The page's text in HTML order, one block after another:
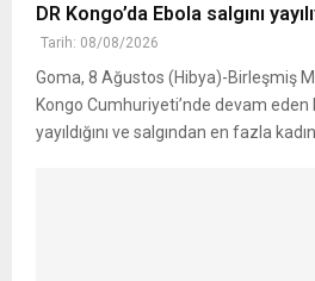
DR Kongo’da Ebola salgını
Tarih: 08/08/2026
Goma, 8 Ağustos (Hibya)-Birleşmiş
Kongo Cumhuriyeti’nde devam eden
yayıldığını ve salgından en fazla